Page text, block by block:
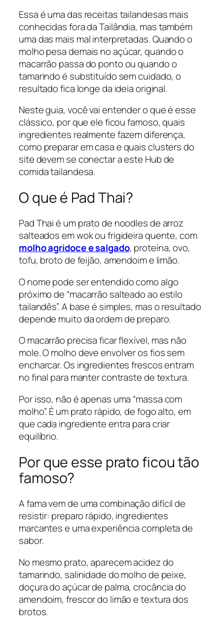
Essa é uma das receitas tailandesas mais
conhecidas fora da Tailândia, mas também
uma das mais mal interpretadas. Quando o
molho pesa demais no açúcar, quando o
macarrão passa do ponto ou quando o
tamarindo é substituído sem cuidado, o
resultado fica longe da ideia original.
Neste guia, você vai entender o que é esse
clássico, por que ele ficou famoso, quais
ingredientes realmente fazem diferença,
como preparar em casa e quais clusters do
site devem se conectar a este Hub de
comida tailandesa.
O que é Pad Thai?
Pad Thai é um prato de noodles de arroz
salteados em wok ou frigideira quente, com
molho agridoce e salgado, proteína, ovo,
tofu, broto de feijão, amendoim e limão.
O nome pode ser entendido como algo
próximo de “macarrão salteado ao estilo
tailandês”. A base é simples, mas o resultado
depende muito da ordem de preparo.
O macarrão precisa ficar flexível, mas não
mole. O molho deve envolver os fios sem
encharcar. Os ingredientes frescos entram
no final para manter contraste de textura.
Por isso, não é apenas uma “massa com
molho”. É um prato rápido, de fogo alto, em
que cada ingrediente entra para criar
equilíbrio.
Por que esse prato ficou tão
famoso?
A fama vem de uma combinação difícil de
resistir: preparo rápido, ingredientes
marcantes e uma experiência completa de
sabor.
No mesmo prato, aparecem acidez do
tamarindo, salinidade do molho de peixe,
doçura do açúcar de palma, crocância do
amendoim, frescor do limão e textura dos
brotos.